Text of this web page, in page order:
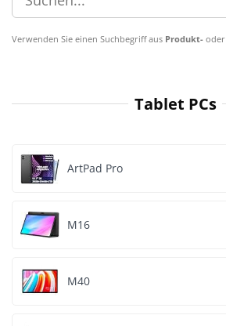
Verwenden Sie einen Suchbegriff aus Produkt- oder
Tablet PCs
ArtPad Pro
M16
M40